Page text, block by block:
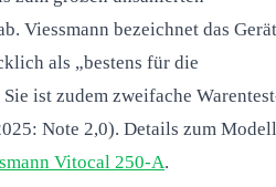
Viessmann bezeichnet das Gerät
als „bestens für die
ist zudem zweifache
Note 2,0). Details zum Modell
Vitocal 250-A.